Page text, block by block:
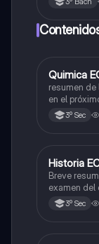
Química
Quimica
resumen
en el
zona3º Sec
Historia
Historia
Breve
examen del
valle de
3º Sec